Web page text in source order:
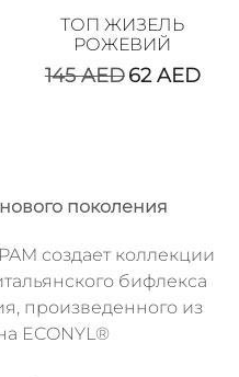
ТОП ЖИЗЕЛЬ
РОЖЕВИЙ
145AED62AED
поколения
создает коллекции
бифлекса
произведенного из
ECONYL®